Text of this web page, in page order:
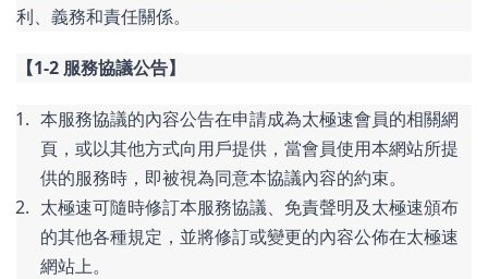
利、義務和責任關係。
【1-2 服務協議公告】
本服務協議的內容公告在申請成為太極速會員的相關網
頁，或以其他方式向用戶提供，當會員使用本網站所提
供的服務時，即被視為同意本協議內容的約束。
太極速可隨時修訂本服務協議、免責聲明及太極速頒布
的其他各種規定，並將修訂或變更的內容公佈在太極速
網站上。